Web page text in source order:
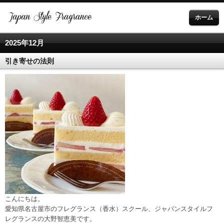
ホーム
2025年12月
引き寄せの法則
こんにちは。
愛知県名古屋市のフレグランス（香水）スクール、ジャパンスタイルフ
レグランスの大野智恵美です。